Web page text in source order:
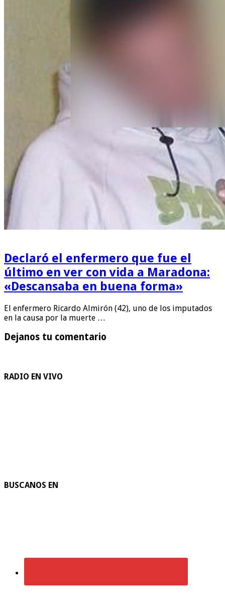
Declaró el enfermero que fue el
último en ver con vida a Maradona:
«Descansaba en buena forma»
El enfermero Ricardo Almirón (42), uno de los imputados
en la causa por la muerte …
Dejanos tu comentario
RADIO EN VIVO
BUSCANOS EN